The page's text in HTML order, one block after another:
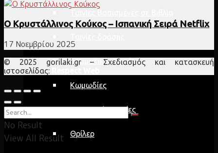
Δραματικές Ταινίες
Κωμωδίες
Δικαστικές Ταινίες
Θρίλερ
Ο Κρυστάλλινος Κούκος – Ισπανική Σειρά Netflix
17 Νοεμβρίου 2025
© 2025 gorilaki.gr – Σχεδιασμός και κατασκευή
ιστοσελίδας:
No Result
View All Result